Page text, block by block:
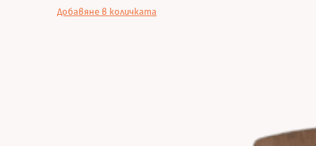
Добавяне в количката